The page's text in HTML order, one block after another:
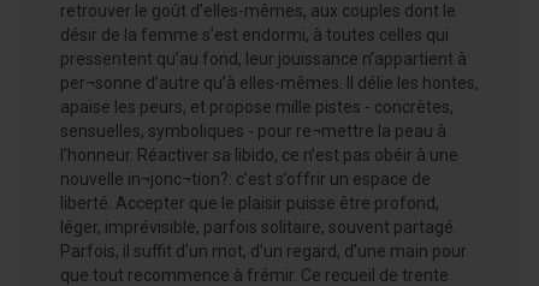
retrouver le goût d’elles-mêmes, aux couples dont le
désir de la femme s’est endormi, à toutes celles qui
pressentent qu’au fond, leur jouissance n’appartient à
per¬sonne d’autre qu’à elles-mêmes. Il délie les hontes,
apaise les peurs, et propose mille pistes - concrètes,
sensuelles, symboliques - pour re¬mettre la peau à
l’honneur. Réactiver sa libido, ce n’est pas obéir à une
nouvelle in¬jonc¬tion?: c’est s’offrir un espace de
liberté. Accepter que le plaisir puisse être profond,
léger, imprévisible, parfois solitaire, souvent partagé.
Parfois, il suffit d’un mot, d’un regard, d’une main pour
que tout recommence à frémir. Ce recueil de trente